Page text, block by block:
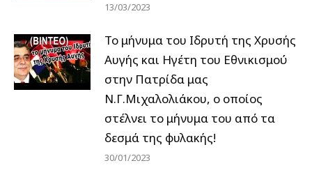
13/03/2023
Το μήνυμα του Ιδρυτή της Χρυσής
Αυγής και Ηγέτη του Εθνικισμού
στην Πατρίδα μας
Ν.Γ.Μιχαλολιάκου, ο οποίος
στέλνει το μήνυμα του από τα
δεσμά της φυλακής!
30/01/2023